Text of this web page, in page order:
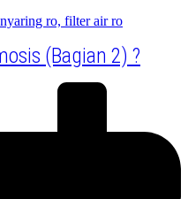
(bagian 2) ?